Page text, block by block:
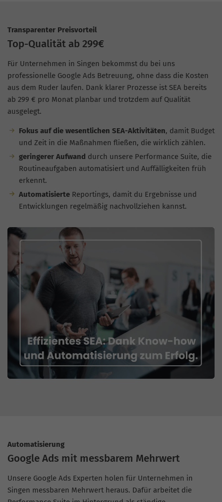
Transparenter Preisvorteil
Top-Qualität ab 299€
Für Unternehmen in Singen bekommst du bei uns
professionelle Google Ads Betreuung, ohne dass die Kosten
aus dem Ruder laufen. Dank klarer Prozesse ist SEA bereits
ab 299 € pro Monat planbar und trotzdem auf Qualität
ausgelegt.
Fokus auf die wesentlichen SEA-Aktivitäten, damit Budget
und Zeit in die Maßnahmen fließen, die wirklich zählen.
geringerer Aufwand durch unsere Performance Suite, die
Routineaufgaben automatisiert und Auffälligkeiten früh
erkennt.
AutomatisierteReportings, damit du Ergebnisse und
Entwicklungen regelmäßig nachvollziehen kannst.
Automatisierung
Google Ads mit messbarem Mehrwert
Unsere Google Ads Experten holen für Unternehmen in
Singen messbaren Mehrwert heraus. Dafür arbeitet die